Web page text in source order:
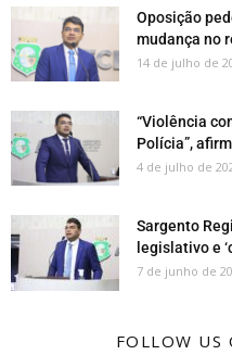
Oposição
mudança no
14 de julho de
“Violência
Polícia”,
4 de julho de
Sargento
legislativo e
7 de junho de
FOLLOW US